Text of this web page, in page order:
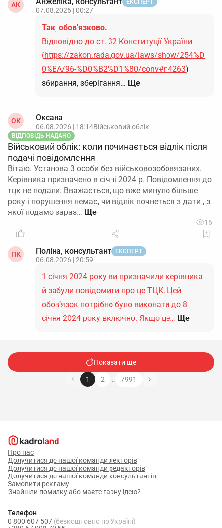
АК ЕКСПЕРТ
07.08.2026 | 00:27
Так, обов'язково.
Відповідно до ст. 32 Конституції України
(https://zakon.rada.gov.ua/laws/show/254%D
0%BA/96-%D0%B2%D1%80/conv#n4263)
збирання, зберігання… Ще
ОК Оксана
06.08.2026 | 18:14Військовий облік
ВІДПОВІДЬ НАДАНО
Військовий облік: коли починається відлік після
подачі повідомлення
Вітаю. Установа 3 особи без військовозобовязаних.
Керівника призначено в січні 2024 р. Повідомлення до
тцк не подали. Вважається, що вже минуло більше
року і порушення немає, чи відлік почнеться з дати , з
якої подамо зараз…
16
ПК Поліна, консультант ЕКСПЕРТ
06.08.2026 | 20:59
1 січня 2024 року ви призначили керівника
й забули повідомити про це ТЦК. Цей
обов’язок потрібно було виконати до 8
січня 2024 року включно. Якщо це… Ще
Показати ще
1 2 … 7991
Про нас
Долучитися до нашої команди лекторів
Долучитися до нашої команди редакторів
Долучитися до нашої команди консультантів
Замовити рекламу
Знайшли помилку або маєте гарну ідею?
Телефон
0 800 607 507 (безкоштовно по Україні)